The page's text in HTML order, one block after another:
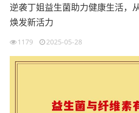
逆袭丁姐益生菌助力健康生活，
焕发新活力
1179 2025-05-28